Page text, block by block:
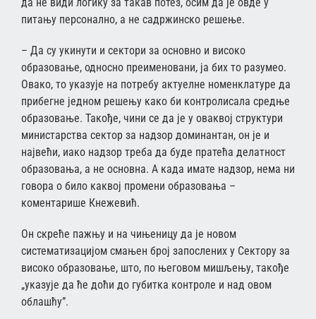
питању персонално, а не садржинско решење.
– Да су укинути и сектори за основно и високо
образовање, односно преименовани, ја бих то разумео.
Овако, то указује на потребу актуелне номенклатуре да
прибегне једном решењу како би контролисала средње
образовање. Такође, чини се да је у оваквој структури
министарства сектор за надзор доминантан, он је и
највећи, иако надзор треба да буде пратећа делатност
образовања, а не основна. А када имате надзор, нема ни
говора о било каквој промени образовања –
коментарише Кнежевић.
Он скреће пажњу и на чињеницу да је новом
систематизацијом смањен број запослених у Сектору за
високо образовање, што, по његовом мишљењу, такође
„указује да ће доћи до губитка контроле и над овом
облашћу”.